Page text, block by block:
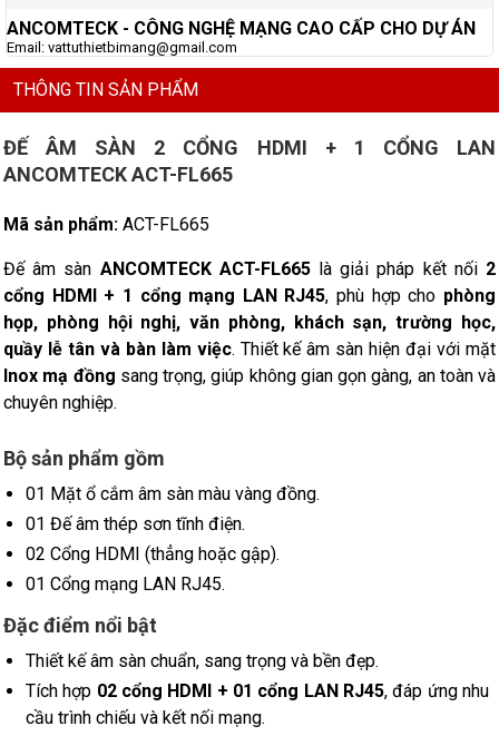
ANCOMTECK - CÔNG NGHỆ MẠNG CAO CẤP CHO DỰ ÁN
Email: vattuthietbimang@gmail.com
THÔNG TIN SẢN PHẨM
ĐẾ ÂM SÀN 2 CỔNG HDMI + 1 CỔNG LAN
ANCOMTECK ACT-FL665
Mã sản phẩm: ACT-FL665
Đế âm sàn ANCOMTECK ACT-FL665là giải pháp kết nối 2
cổng HDMI + 1 cổng mạng LAN RJ45, phù hợp cho phòng
họp, phòng hội nghị, văn phòng, khách sạn, trường học,
quầy lễ tân và bàn làm việc. Thiết kế âm sàn hiện đại với mặt
Inox mạ đồng sang trọng, giúp không gian gọn gàng, an toàn và
chuyên nghiệp.
Bộ sản phẩm gồm
01 Mặt ổ cắm âm sàn màu vàng đồng.
01 Đế âm thép sơn tĩnh điện.
02 Cổng HDMI (thẳng hoặc gập).
01 Cổng mạng LAN RJ45.
Đặc điểm nổi bật
Thiết kế âm sàn chuẩn, sang trọng và bền đẹp.
Tích hợp 02 cổng HDMI + 01 cổng LAN RJ45, đáp ứng nhu
cầu trình chiếu và kết nối mạng.